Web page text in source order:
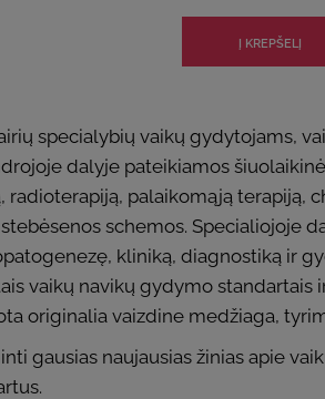
specialybių vaikų gydytojams,
dalyje pateikiamos
palaikomąją terapiją,
schemos. Specialiojoje
kliniką, diagnostiką ir
vaikų navikų gydymo standartais
originalia vaizdine medžiaga,
gausias naujausias žinias apie